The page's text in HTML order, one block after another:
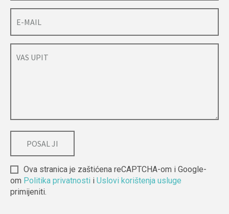
Ova stranica je zaštićena reCAPTCHA-om i Google-
om Politika privatnosti i Uslovi korištenja usluge
primijeniti.